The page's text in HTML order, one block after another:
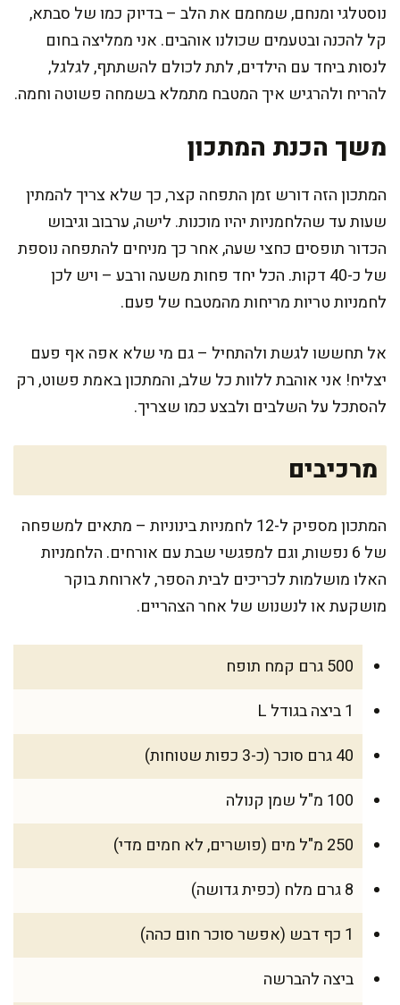
נוסטלגי ומנחם, שמחמם את הלב – בדיוק כמו של סבתא,
קל להכנה ובטעמים שכולנו אוהבים. אני ממליצה בחום
לנסות ביחד עם הילדים, לתת לכולם להשתתף, לגלגל,
להריח ולהרגיש איך המטבח מתמלא בשמחה פשוטה וחמה.
משך הכנת המתכון
המתכון הזה דורש זמן התפחה קצר, כך שלא צריך להמתין
שעות עד שהלחמניות יהיו מוכנות. לישה, ערבוב וגיבוש
הכדור תופסים כחצי שעה, אחר כך מניחים להתפחה נוספת
של כ-40 דקות. הכל יחד פחות משעה ורבע – ויש לכן
לחמניות טריות מריחות מהמטבח של פעם.
אל תחששו לגשת ולהתחיל – גם מי שלא אפה אף פעם
יצליח! אני אוהבת ללוות כל שלב, והמתכון באמת פשוט, רק
להסתכל על השלבים ולבצע כמו שצריך.
מרכיבים
המתכון מספיק ל-12 לחמניות בינוניות – מתאים למשפחה
של 6 נפשות, וגם למפגשי שבת עם אורחים. הלחמניות
האלו מושלמות לכריכים לבית הספר, לארוחת בוקר
מושקעת או לנשנוש של אחר הצהריים.
500 גרם קמח תופח
1 ביצה בגודל L
40 גרם סוכר (כ-3 כפות שטוחות)
100 מ"ל שמן קנולה
250 מ"ל מים (פושרים, לא חמים מדי)
8 גרם מלח (כפית גדושה)
1 כף דבש (אפשר סוכר חום כהה)
ביצה להברשה